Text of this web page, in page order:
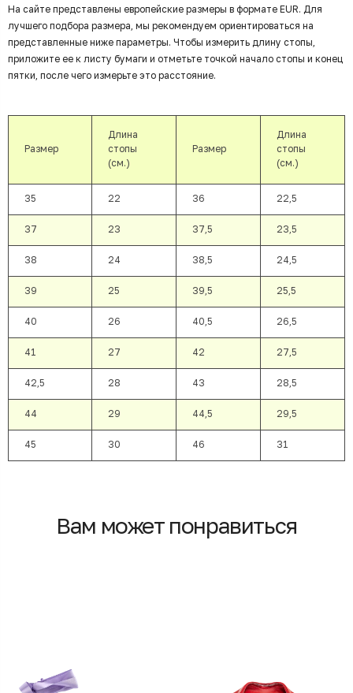
На сайте представлены европейские размеры в формате EUR. Для
лучшего подбора размера, мы рекомендуем ориентироваться на
представленные ниже параметры. Чтобы измерить длину стопы,
приложите ее к листу бумаги и отметьте точкой начало стопы и конец
пятки, после чего измерьте это расстояние.
Размер
Длина
стопы
(см.)
Размер
Длина
стопы
(см.)
35 22 36 22,5
37 23 37,5 23,5
38 24 38,5 24,5
39 25 39,5 25,5
40 26 40,5 26,5
41 27 42 27,5
42,5 28 43 28,5
44 29 44,5 29,5
45 30 46 31
Вам может понравиться